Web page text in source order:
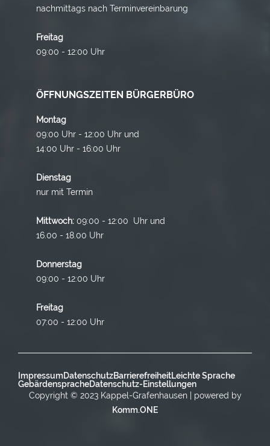
nachmittags nach Terminvereinbarung
Freitag
09:00 - 12:00 Uhr
ÖFFNUNGSZEITEN BÜRGERBÜRO
Montag
09:00 Uhr - 12:00 Uhr und
14:00 Uhr - 16:00 Uhr
Dienstag
nur mit Termin
Mittwoch: 09:00 - 12:00 Uhr und
16.00 - 18.00 Uhr
Donnerstag
09:00 - 12:00 Uhr
Freitag
07:00 - 12:00 Uhr
ImpressumDatenschutzBarrierefreiheitLeichte Sprache
GebärdenspracheDatenschutz-Einstellungen
Copyright © 2023 Kappel-Grafenhausen | powered by
Komm.ONE